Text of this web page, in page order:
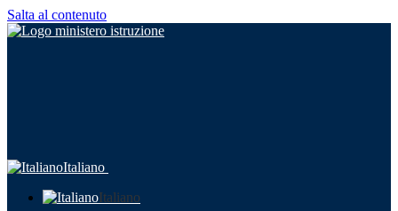
Salta al contenuto
Italiano
Italiano